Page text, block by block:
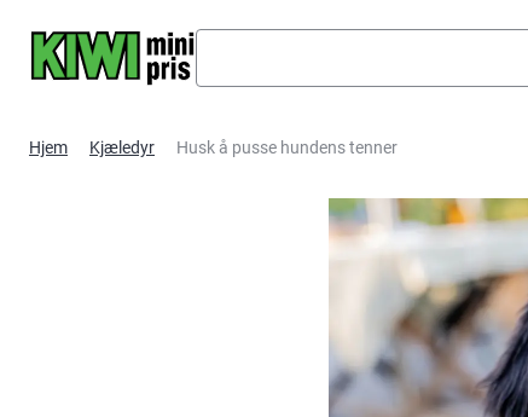
Hjem Kjæledyr Husk å pusse hundens tenner